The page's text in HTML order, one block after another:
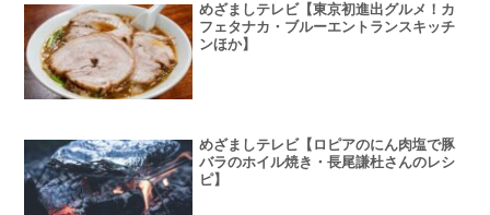
めざましテレビ【東京初進出グルメ！カ
フェタナカ・ブルーエントランスキッチ
ンほか】
めざましテレビ【ロピアのにん肉塩で豚
バラのホイル焼き・長尾謙杜さんのレシ
ピ】